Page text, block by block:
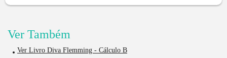
Ver Também
Ver Livro Diva Flemming - Cálculo B